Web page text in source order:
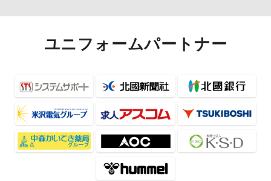
ユニフォームパートナー